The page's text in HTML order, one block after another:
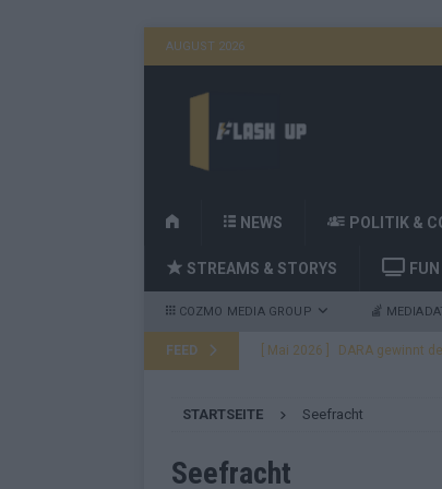
AUGUST 2026
H
M
E
NEWS POLITIK &
STREAMS & STORYS
COZMO MEDIA GROUP
FEED [ Mai 2026 ] DARA gewinnt
[ Mai 2026 ]
STARTSEITE Seefracht
Seefracht